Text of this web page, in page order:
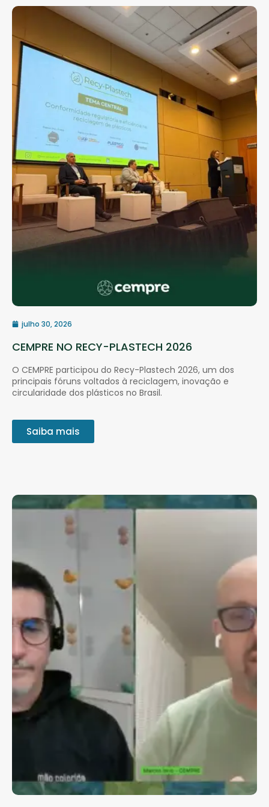
julho 30, 2026
CEMPRE NO RECY-PLASTECH 2026
O CEMPRE participou do Recy-Plastech 2026, um dos
principais fóruns voltados à reciclagem, inovação e
circularidade dos plásticos no Brasil.
Saiba mais